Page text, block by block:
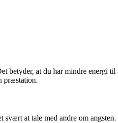
betyder, at du har mindre energi
præstation.
at tale med andre om